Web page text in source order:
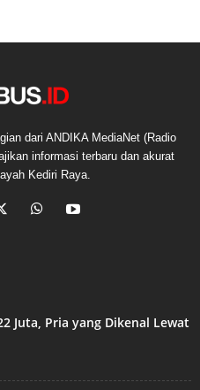
dari ANDIKA MediaNet (Radio
informasi terbaru dan akurat
Kediri Raya.
Juta, Pria yang Dikenal Lewat